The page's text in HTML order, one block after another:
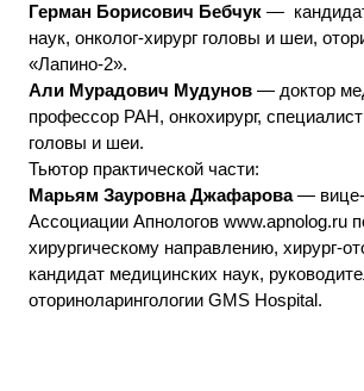
Герман Борисович Бебчук —
наук, онколог-хирург головы и шеи,
«Лапино-2».
Али Мурадович Мудунов — доктор
профессор РАН, онкохирург,
головы и шеи.
Тьютор практической части:
Марьям Зауровна Джафарова— вице-
Ассоциации Апнологов www.apnolog.ru
хирургическому направлению, хирург-
кандидат медицинских наук,
оториноларингологии GMS Hospital.